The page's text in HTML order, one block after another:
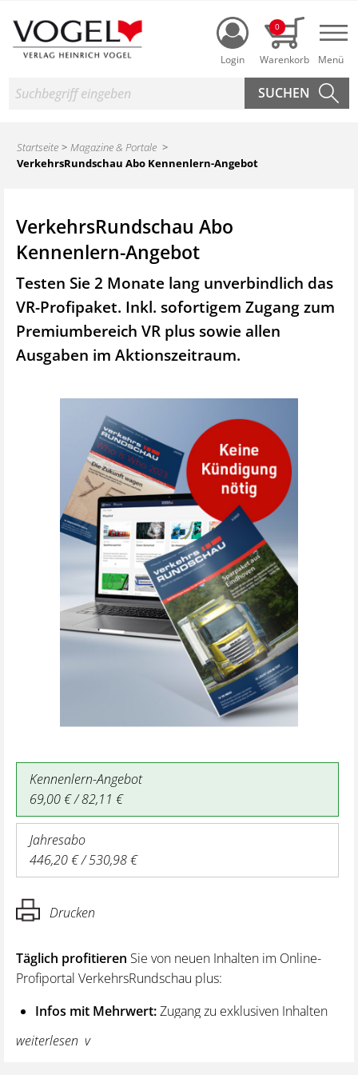
Login
0
Suche
Startseite
Magazine & Portale
VerkehrsRundschau Abo Kennenlern-Angebot
VerkehrsRundschau Abo
Kennenlern-Angebot
Testen Sie 2 Monate lang unverbindlich das
VR-Profipaket. Inkl. sofortigem Zugang zum
Premiumbereich VR plus sowie allen
Ausgaben im Aktionszeitraum.
Kennenlern-Angebot
69,00 € / 82,11 €
Jahresabo
446,20 € / 530,98 €
Drucken
Täglich profitieren Sie von neuen Inhalten im Online-
Profiportal VerkehrsRundschau plus:
Infos mit Mehrwert:Zugang zu exklusiven Inhalten
und Hintergrundwissen – von aktuellen Regelungen
wie z. B. bei den Lenk- und Ruhezeiten,
weiterlesen